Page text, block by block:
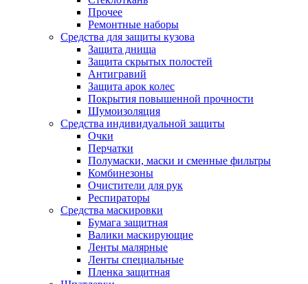
Прочее
Ремонтные наборы
Средства для защиты кузова
Защита днища
Защита скрытых полостей
Антигравий
Защита арок колес
Покрытия повышенной прочности
Шумоизоляция
Средства индивидуальной защиты
Очки
Перчатки
Полумаски, маски и сменные фильтры
Комбинезоны
Очистители для рук
Респираторы
Средства маскировки
Бумага защитная
Валики маскирующие
Ленты малярные
Ленты специальные
Пленка защитная